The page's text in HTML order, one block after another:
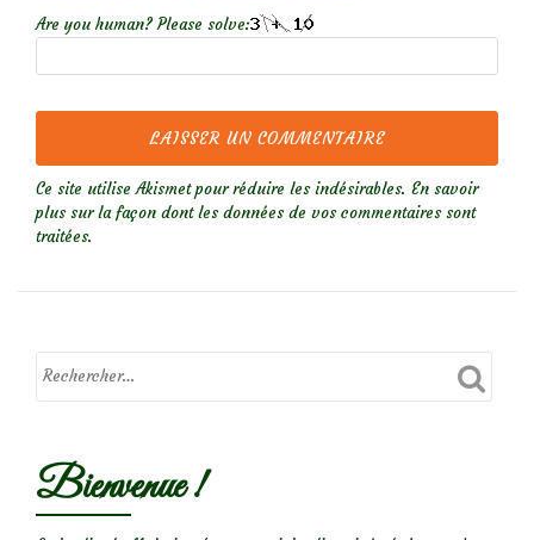
Are you human? Please solve:
Ce site utilise Akismet pour réduire les indésirables. En savoir
plus sur la façon dont les données de vos commentaires sont
traitées.
Bienvenue !